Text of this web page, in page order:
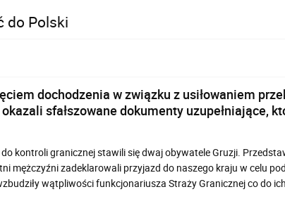
do Polski
dochodzenia w związku z usiłowaniem
sfałszowane dokumenty uzupełniające,
kontroli granicznej stawili się dwaj obywatele Gruzji.
mężczyźni zadeklarowali przyjazd do naszego kraju w celu
wątpliwości funkcjonariusza Straży Granicznej co do